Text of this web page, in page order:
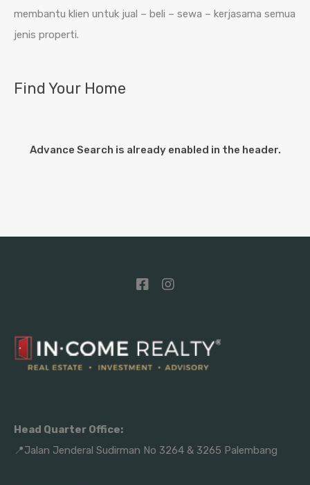
membantu klien untuk jual – beli – sewa – kerjasama semua
jenis properti.
Find Your Home
Advance Search is already enabled in the header.
Head Quarter Office:
📍Jalan Jenderal Sudirman No 3264 & 3265 Palembang